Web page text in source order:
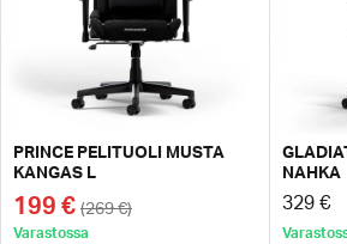
PRINCE PELITUOLI MUSTA
KANGAS L
199 € (269 €)
Varastossa
NAHKA
329 €